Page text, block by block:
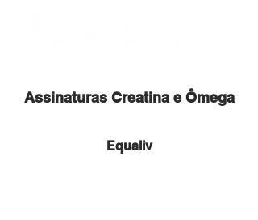
Assinaturas Creatina e Ômega
Equaliv